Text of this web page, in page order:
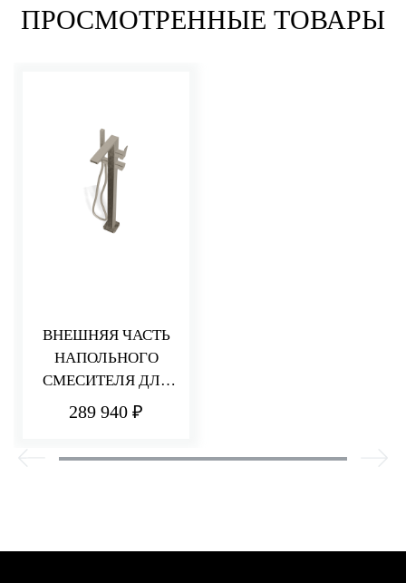
ПРОСМОТРЕННЫЕ ТОВАРЫ
ВНЕШНЯЯ ЧАСТЬ
НАПОЛЬНОГО
СМЕСИТЕЛЯ ДЛЯ
ВАННЫ PA36
289 940 ₽